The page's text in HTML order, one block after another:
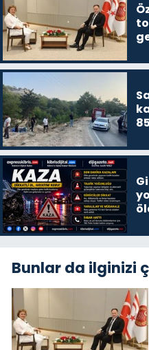
Bunlar da ilginizi